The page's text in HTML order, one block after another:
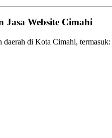
Jasa Website Cimahi
daerah di Kota Cimahi, termasuk: